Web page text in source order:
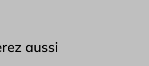
aussi